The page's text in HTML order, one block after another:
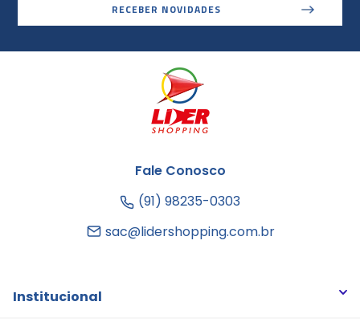
RECEBER NOVIDADES
Fale Conosco
(91) 98235-0303
sac@lidershopping.com.br
Institucional